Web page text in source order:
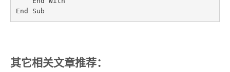
其它相关文章推荐：